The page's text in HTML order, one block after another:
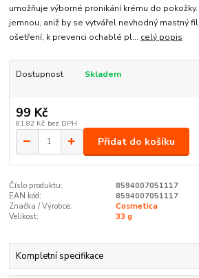
umožňuje výborné pronikání krému do
jemnou, aniž by se vytvářel nevhodný mastný
ošetření, k prevenci ochablé pl... celý popis
Dostupnost Skladem
99 Kč
81,82 Kč bez DPH
Přidat do košíku
Číslo produktu:
8594007051117
EAN kód:
8594007051117
Značka / Výrobce:
Cosmetica
Velikost:
33 g
Kompletní specifikace